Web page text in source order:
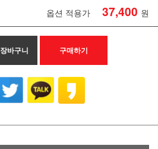
옵션 적용가 37,400 원
장바구니 구매하기